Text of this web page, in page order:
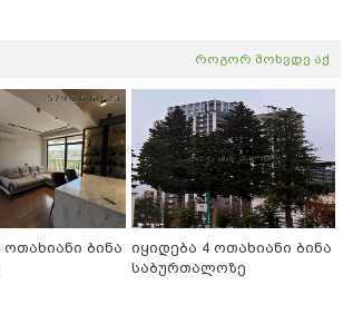
როგორ მოხვდე აქ
ოთახიანი ბინა იყიდება 4 ოთახიანი ბინა
საბურთალოზე